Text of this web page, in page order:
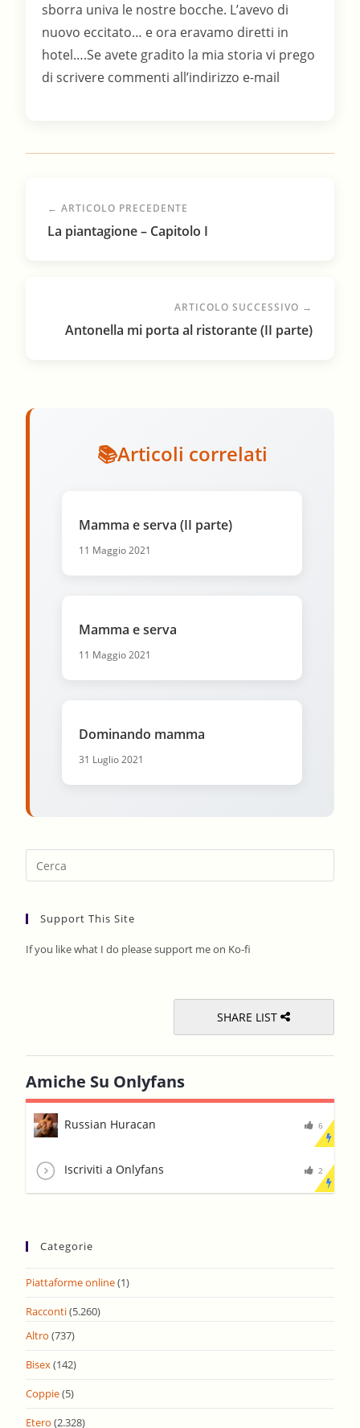
sborra univa le nostre bocche. L’avevo di
nuovo eccitato… e ora eravamo diretti in
hotel….Se avete gradito la mia storia vi prego
di scrivere commenti all’indirizzo e-mail
← ARTICOLO PRECEDENTE
La piantagione – Capitolo I
ARTICOLO SUCCESSIVO →
Antonella mi porta al ristorante (II parte)
Articoli correlati
Mamma e serva (II parte)
11 Maggio 2021
Mamma e serva
11 Maggio 2021
Dominando mamma
31 Luglio 2021
Support This Site
If you like what I do please support me on Ko-fi
SHARE LIST
Amiche Su Onlyfans
Russian Huracan 6
Iscriviti a Onlyfans 2
Categorie
Piattaforme online(1)
Racconti(5.260)
Altro (737)
Bisex(142)
Coppie(5)
Etero (2.328)